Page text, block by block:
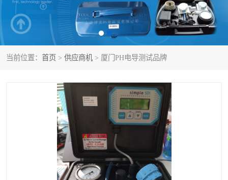
当前位置： 首页 > 供应商机 > 厦门PH电导测试品牌
PH电导测试笔 水质分析仪
水质检测仪 电导测试笔
PH电导测试仪